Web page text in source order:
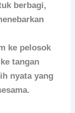
berbagi,
ke pelosok
tangan
nyata yang